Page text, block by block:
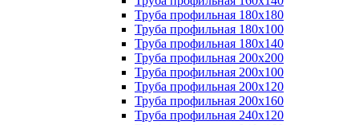
Труба профильная 180х180
Труба профильная 180х100
Труба профильная 180х140
Труба профильная 200х200
Труба профильная 200х100
Труба профильная 200х120
Труба профильная 200х160
Труба профильная 240х120